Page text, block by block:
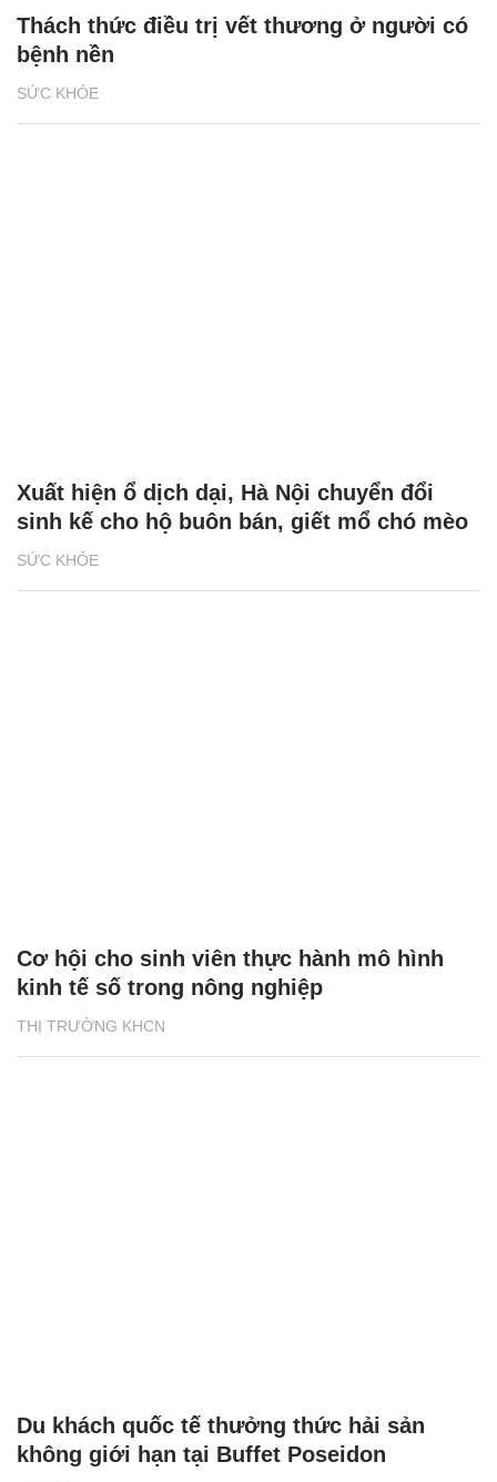
SỨC KHỎE
Thách thức điều trị vết thương ở người có
bệnh nền
SỨC KHỎE
Xuất hiện ổ dịch dại, Hà Nội chuyển đổi
sinh kế cho hộ buôn bán, giết mổ chó mèo
THỊ TRƯỜNG KHCN
Cơ hội cho sinh viên thực hành mô hình
kinh tế số trong nông nghiệp
Du khách quốc tế thưởng thức hải sản
không giới hạn tại Buffet Poseidon